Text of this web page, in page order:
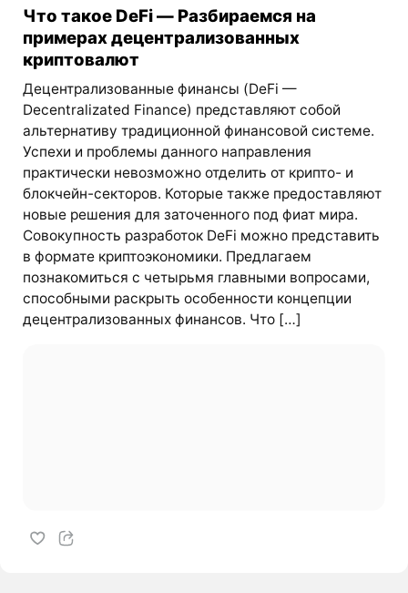
Что такое DeFi — Разбираемся на
примерах децентрализованных
криптовалют
Децентрализованные финансы (DeFi —
Decentralizated Finance) представляют собой
альтернативу традиционной финансовой системе.
Успехи и проблемы данного направления
практически невозможно отделить от крипто- и
блокчейн-секторов. Которые также предоставляют
новые решения для заточенного под фиат мира.
Совокупность разработок DeFi можно представить
в формате криптоэкономики. Предлагаем
познакомиться с четырьмя главными вопросами,
способными раскрыть особенности концепции
децентрализованных финансов. Что […]